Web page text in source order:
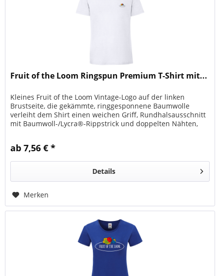
Fruit of the Loom Ringspun Premium T-Shirt mit...
Kleines Fruit of the Loom Vintage-Logo auf der linken
Brustseite, die gekämmte, ringgesponnene Baumwolle
verleiht dem Shirt einen weichen Griff, Rundhalsausschnitt
mit Baumwoll-/Lycra®-Rippstrick und doppelten Nähten,
ab 7,56 € *
Details
Merken